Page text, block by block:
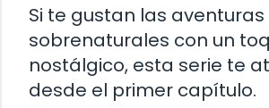
Si te gustan las aventuras
sobrenaturales con un
nostálgico, esta serie te
desde el primer capítulo.